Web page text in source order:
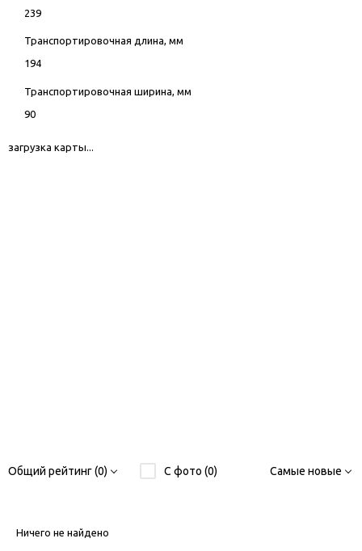
239
Транспортировочная длина, мм
194
Транспортировочная ширина, мм
90
загрузка карты...
Общий рейтинг (0) С фото (0) Самые новые
Ничего не найдено